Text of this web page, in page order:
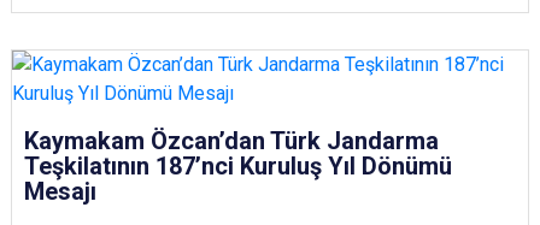
Kaymakam Özcan’dan Türk Jandarma
Teşkilatının 187’nci Kuruluş Yıl Dönümü
Mesajı